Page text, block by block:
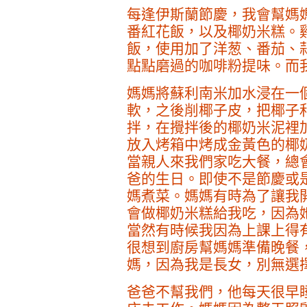
每逢伊斯蘭節慶，我會幫
番紅花飯，以及椰奶米糕。
飯，使用加了洋葱、番茄、
點點磨過的咖啡粉提味。而
媽媽將蘇利南米加水浸在一
軟，之後削椰子皮，把椰子
拌，在攪拌後的椰奶米泥裡
放入烤箱中烤成金黃色的椰
當親人來我們家吃大餐，總
爸的生日。即使不是節慶或
媽煮菜。媽媽有時為了讓我
會做椰奶米糕給我吃，因為
當然有時候我因為上課上得
很想到廚房幫媽媽準備晚餐
媽，因為我是長女，別無選
爸爸不幫我們，他每天很早